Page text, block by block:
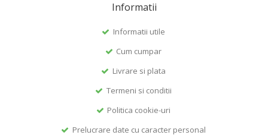
Informatii
Informatii utile
Cum cumpar
Livrare si plata
Termeni si conditii
Politica cookie-uri
Prelucrare date cu caracter personal